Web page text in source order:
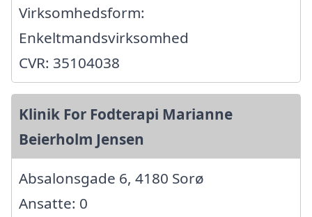
Virksomhedsform:
Enkeltmandsvirksomhed
CVR: 35104038
Klinik For Fodterapi Marianne
Beierholm Jensen
Absalonsgade 6, 4180 Sorø
Ansatte: 0